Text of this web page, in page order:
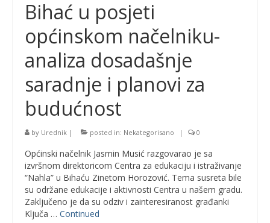
Bihać u posjeti
općinskom načelniku-
analiza dosadašnje
saradnje i planovi za
budućnost
by Urednik | posted in: Nekategorisano | 0
Općinski načelnik Jasmin Musić razgovarao je sa
izvršnom direktoricom Centra za edukaciju i istraživanje
“Nahla” u Bihaću Zinetom Horozović. Tema susreta bile
su održane edukacije i aktivnosti Centra u našem gradu.
Zaključeno je da su odziv i zainteresiranost građanki
Ključa … Continued